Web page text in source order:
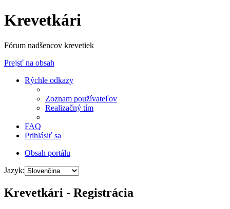
Krevetkári
Fórum nadšencov krevetiek
Prejsť na obsah
Rýchle odkazy
Zoznam používateľov
Realizačný tím
FAQ
Prihlásiť sa
Obsah portálu
Jazyk:
Krevetkári - Registrácia